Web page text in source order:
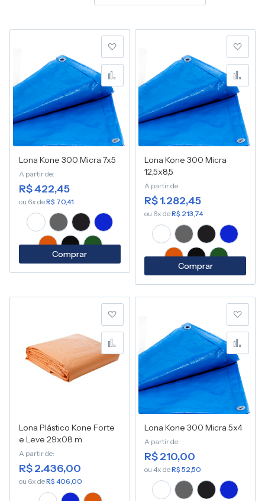
Lona Kone 300 Micra 7x5
A partir de
R$ 422,45
ou 6x deR$ 70,41
Comprar
Adicionar à lista de
Adicionar para
Lona Kone 300 Micra
12,5x8,5
A partir de
R$ 1.282,45
ou 6x deR$ 213,74
Comprar
Lona Plástico Kone Forte
e Leve 29x08 m
A partir de
R$ 2.436,00
ou 6x deR$ 406,00
Adicionar à lista de
Adicionar para
Lona Kone 300 Micra 5x4
A partir de
R$ 210,00
ou 4x deR$ 52,50